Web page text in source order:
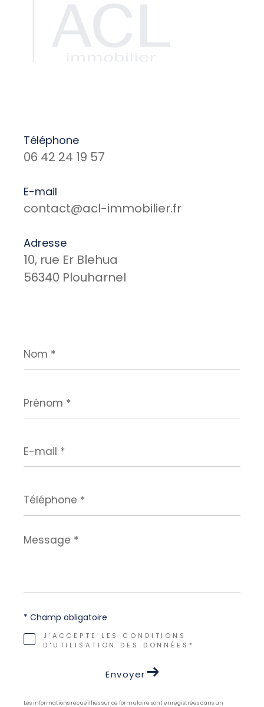
Téléphone
06 42 24 19 57
E-mail
contact@acl-immobilier.fr
Adresse
10, rue Er Blehua
56340 Plouharnel
*
*
mail
*
*
Message
*
J'ACCEPTE LES CONDITIONS
D'UTILISATION DES DONNÉES*
* Champ obligatoire
Envoyer
Les informations recueillies sur ce formulaire sont enregistrées dans un